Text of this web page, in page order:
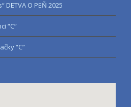
O PEŇ 2025
“C”
“C”